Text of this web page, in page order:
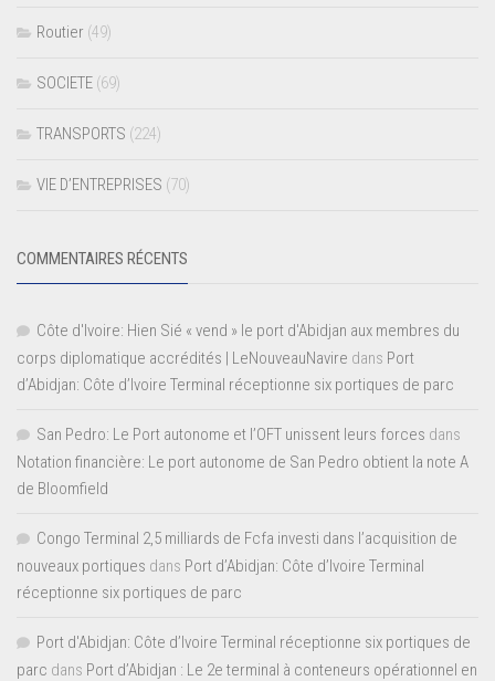
Routier (49)
SOCIETE (69)
TRANSPORTS (224)
VIE D’ENTREPRISES (70)
COMMENTAIRES RÉCENTS
Côte d'Ivoire: Hien Sié « vend » le port d'Abidjan aux membres du
corps diplomatique accrédités | LeNouveauNavire dans Port
d’Abidjan: Côte d’Ivoire Terminal réceptionne six portiques de parc
San Pedro: Le Port autonome et l’OFT unissent leurs forces dans
Notation financière: Le port autonome de San Pedro obtient la note A
de Bloomfield
Congo Terminal 2,5 milliards de Fcfa investi dans l’acquisition de
nouveaux portiques dans Port d’Abidjan: Côte d’Ivoire Terminal
réceptionne six portiques de parc
Port d'Abidjan: Côte d’Ivoire Terminal réceptionne six portiques de
parc dans Port d’Abidjan : Le 2e terminal à conteneurs opérationnel en